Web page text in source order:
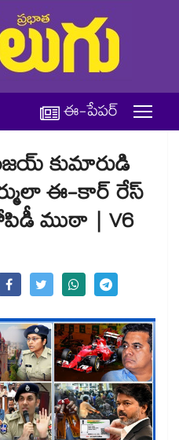
ఈ-పేపర్
కుమారుడి
ఈ-కార్ రేస్
ముఠా | V6